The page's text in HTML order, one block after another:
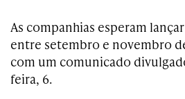
As companhias esperam
entre setembro e novembro
com um comunicado
feira, 6.